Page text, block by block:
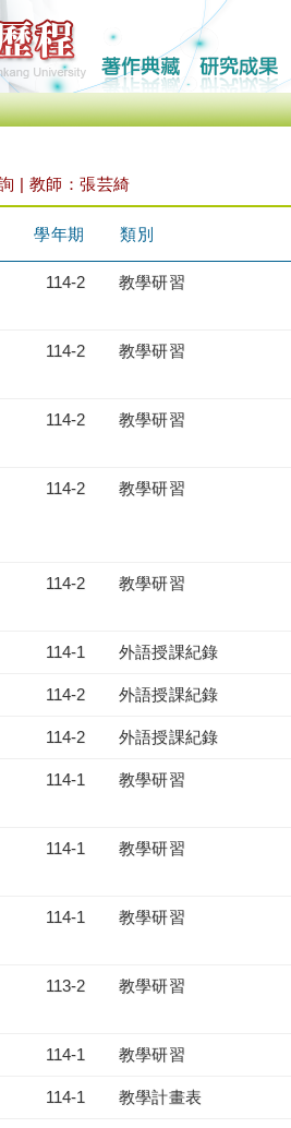
| 教師：張芸綺
學年期 類別
114-2 教學研習
114-2 教學研習
114-2 教學研習
114-2 教學研習
114-2 教學研習
114-1 外語授課紀錄
114-2 外語授課紀錄
114-2 外語授課紀錄
114-1 教學研習
114-1 教學研習
114-1 教學研習
113-2 教學研習
114-1 教學研習
114-1 教學計畫表